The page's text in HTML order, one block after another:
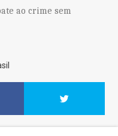
ao crime sem